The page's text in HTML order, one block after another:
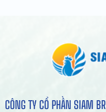
CÔNG TY CỔ PHẦN SIAM